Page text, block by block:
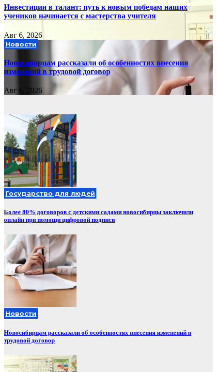
Инвестиции в талант: путь к новым победам наших
учеников начинается с мастерства учителя
Авг 6, 2026
Новости
Новосибирцам рассказали об особенностях внесения
изменений в трудовой договор
Авг 6, 2026
Государство для людей
Более 80% договоров с детскими садами новосибирцы заключили
онлайн при помощи цифровой подписи
Новости
Новосибирцам рассказали об особенностях внесения изменений в
трудовой договор